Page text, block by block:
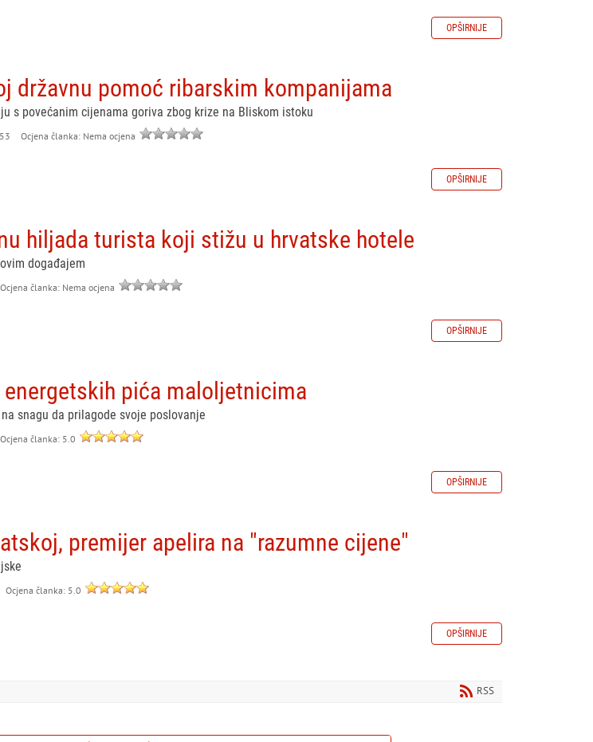
OPŠIRNIJE
državnu pomoć ribarskim kompanijama
s povećanim cijenama goriva zbog krize na Bliskom istoku
Ocjena članka: Nema ocjena
OPŠIRNIJE
hiljada turista koji stižu u hrvatske hotele
događajem
Ocjena članka: Nema ocjena
OPŠIRNIJE
pića maloljetnicima
snagu da prilagode svoje poslovanje
Ocjena članka: 5.0
OPŠIRNIJE
premijer apelira na "razumne cijene"
Ocjena članka: 5.0
OPŠIRNIJE
RSS